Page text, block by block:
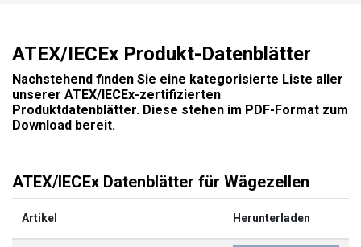
ATEX/IECEx Produkt-Datenblätter
Nachstehend finden Sie eine kategorisierte Liste aller
unserer ATEX/IECEx-zertifizierten
Produktdatenblätter. Diese stehen im PDF-Format zum
Download bereit.
ATEX/IECEx Datenblätter für Wägezellen
Artikel Herunterladen